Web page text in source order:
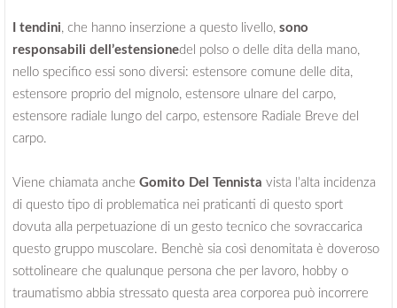
I tendini, che hanno inserzione a questo livello,sono
responsabilidell’estensionedel polso o delle dita della mano,
nello specifico essi sono diversi: estensore comune delle dita,
estensore proprio del mignolo, estensore ulnare del carpo,
estensore radiale lungo del carpo, estensore Radiale Breve del
carpo.
Viene chiamata ancheGomito Del Tennista vista l’alta incidenza
di questo tipo di problematica nei praticanti di questo sport
dovuta alla perpetuazione di un gesto tecnico che sovraccarica
questo gruppo muscolare. Benchè sia così denomitata è doveroso
sottolineare che qualunque persona che per lavoro, hobby o
traumatismo abbia stressato questa area corporea può incorrere